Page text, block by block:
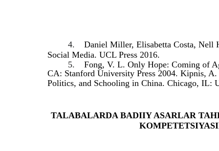
4.
Daniel Miller, Elisabetta Costa, Nell
Social Media. UCL Press 2016.
5.
Fong, V. L. Only Hope: Coming of
CA: Stanford University Press 2004. Kipnis,
Politics, and Schooling in China. Chicago, IL:
TALABALARDA BADIIY ASARLAR